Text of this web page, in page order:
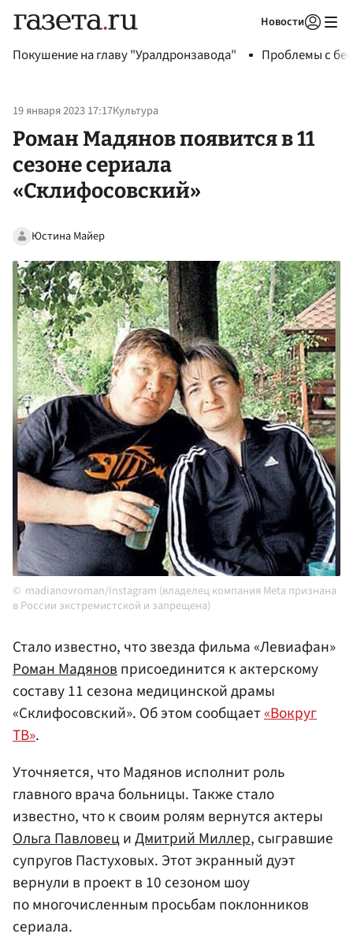
Новости
Покушение на главу "Уралдронзавода" Проблемы с
19 января 2023 17:17Культура
Роман Мадянов появится в 11
сезоне сериала
«Склифосовский»
Юстина Майер
madianovroman/Instagram (владелец компания Meta признана
в России экстремистской и запрещена)
Стало известно, что звезда фильма «Левиафан»
Роман Мадяновприсоединится к актерскому
составу 11 сезона медицинской драмы
«Склифосовский». Об этом сообщает«Вокруг
ТВ».
Уточняется, что Мадянов исполнит роль
главного врача больницы. Также стало
известно, что к своим ролям вернутся актеры
Ольга ПавловециДмитрий Миллер, сыгравшие
супругов Пастуховых. Этот экранный дуэт
вернули в проект в 10 сезоном шоу
по многочисленным просьбам поклонников
сериала.